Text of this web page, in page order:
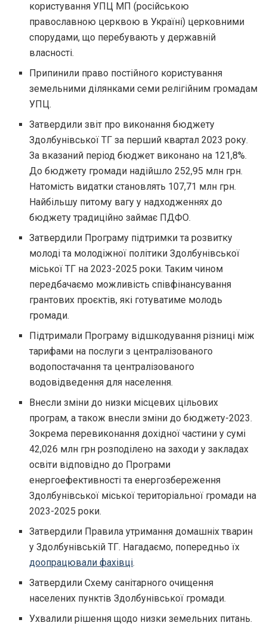
користування УПЦ МП (російською
православною церквою в Україні) церковними
спорудами, що перебувають у державній
власності.
Припинили право постійного користування
земельними ділянками семи релігійним громадам
УПЦ.
Затвердили звіт про виконання бюджету
Здолбунівської ТГ за перший квартал 2023 року.
За вказаний період бюджет виконано на 121,8%.
До бюджету громади надійшло 252,95 млн грн.
Натомість видатки становлять 107,71 млн грн.
Найбільшу питому вагу у надходженнях до
бюджету традиційно займає ПДФО.
Затвердили Програму підтримки та розвитку
молоді та молодіжної політики Здолбунівської
міської ТГ на 2023-2025 роки. Таким чином
передбачаємо можливість співфінансування
грантових проєктів, які готуватиме молодь
громади.
Підтримали Програму відшкодування різниці між
тарифами на послуги з централізованого
водопостачання та централізованого
водовідведення для населення.
Внесли зміни до низки місцевих цільових
програм, а також внесли зміни до бюджету-2023.
Зокрема перевиконання дохідної частини у сумі
42,026 млн грн розподілено на заходи у закладах
освіти відповідно до Програми
енергоефективності та енергозбереження
Здолбунівської міської територіальної громади на
2023-2025 роки.
Затвердили Правила утримання домашніх тварин
у Здолбунівській ТГ. Нагадаємо, попередньо їх
доопрацювали фахівці.
Затвердили Схему санітарного очищення
населених пунктів Здолбунівської громади.
Ухвалили рішення щодо низки земельних питань.